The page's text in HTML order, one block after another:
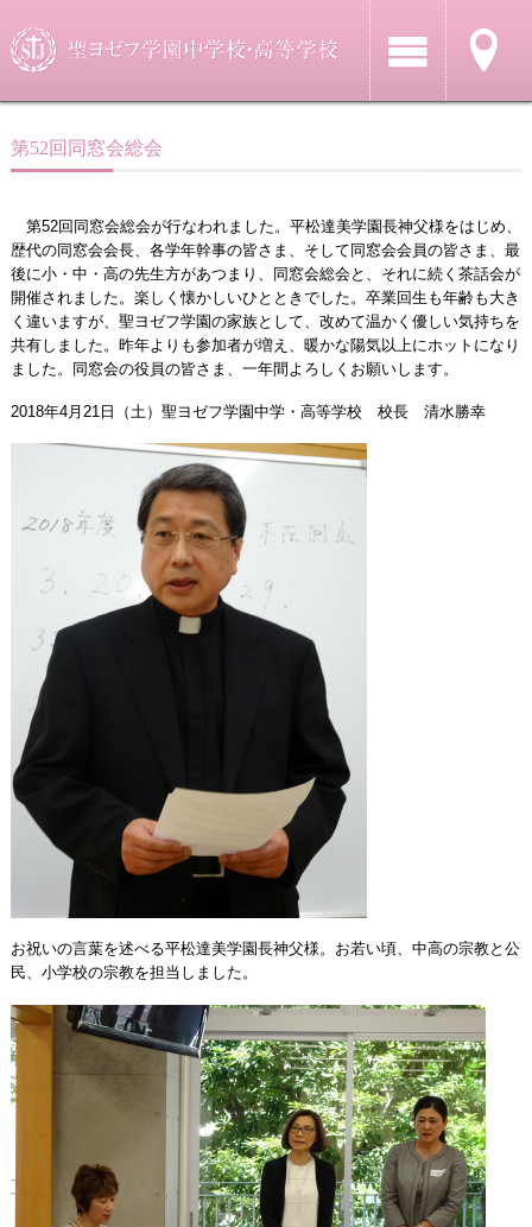
第52回同窓会総会
第52回同窓会総会が行なわれました。平松達美学園長神父様をはじめ、
歴代の同窓会会長、各学年幹事の皆さま、そして同窓会会員の皆さま、最
後に小・中・高の先生方があつまり、同窓会総会と、それに続く茶話会が
開催されました。楽しく懐かしいひとときでした。卒業回生も年齢も大き
く違いますが、聖ヨゼフ学園の家族として、改めて温かく優しい気持ちを
共有しました。昨年よりも参加者が増え、暖かな陽気以上にホットになり
ました。同窓会の役員の皆さま、一年間よろしくお願いします。
2018年4月21日（土）聖ヨゼフ学園中学・高等学校 校長 清水勝幸
お祝いの言葉を述べる平松達美学園長神父様。お若い頃、中高の宗教と公
民、小学校の宗教を担当しました。